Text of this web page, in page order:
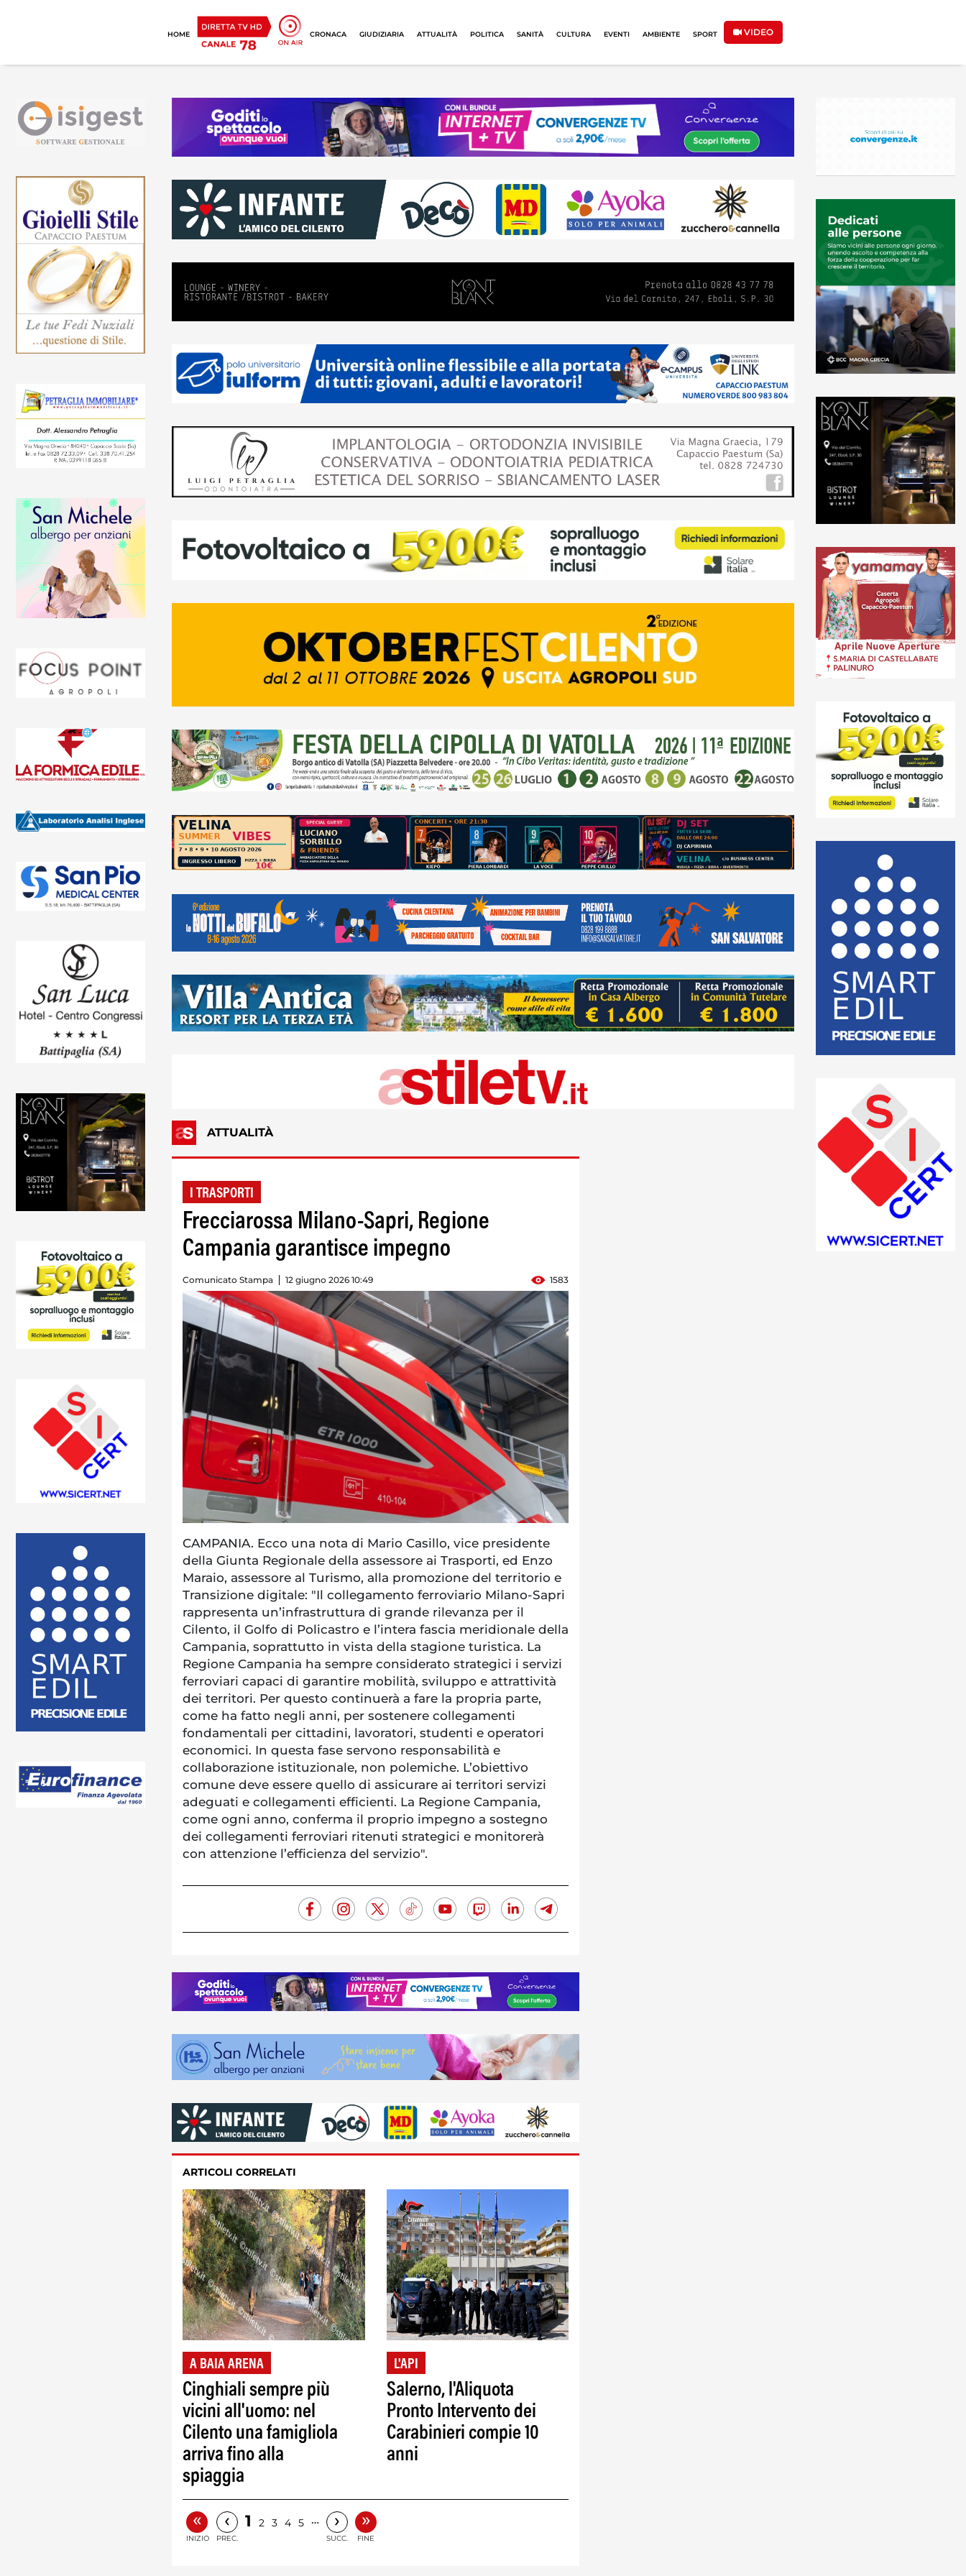
HOME CRONACA GIUDIZIARIA ATTUALITÀ POLITICA SANITÀ CULTURA EVENTI AMBIENTE SPORT VIDEO
ATTUALITÀ
I TRASPORTI
Frecciarossa Milano-Sapri, Regione
Campania garantisce impegno
Comunicato Stampa 12 giugno 2026 10:49 1583
CAMPANIA. Ecco una nota di Mario Casillo, vice presidente
della Giunta Regionale della assessore ai Trasporti, ed Enzo
Maraio, assessore al Turismo, alla promozione del territorio e
Transizione digitale: "Il collegamento ferroviario Milano-Sapri
rappresenta un’infrastruttura di grande rilevanza per il
Cilento, il Golfo di Policastro e l’intera fascia meridionale della
Campania, soprattutto in vista della stagione turistica. La
Regione Campania ha sempre considerato strategici i servizi
ferroviari capaci di garantire mobilità, sviluppo e attrattività
dei territori. Per questo continuerà a fare la propria parte,
come ha fatto negli anni, per sostenere collegamenti
fondamentali per cittadini, lavoratori, studenti e operatori
economici. In questa fase servono responsabilità e
collaborazione istituzionale, non polemiche. L’obiettivo
comune deve essere quello di assicurare ai territori servizi
adeguati e collegamenti efficienti. La Regione Campania,
come ogni anno, conferma il proprio impegno a sostegno
dei collegamenti ferroviari ritenuti strategici e monitorerà
con attenzione l’efficienza del servizio".
ARTICOLI CORRELATI
A BAIA ARENA
Cinghiali sempre più
vicini all'uomo: nel
Cilento una famigliola
arriva fino alla
spiaggia
L'API
Salerno, l'Aliquota
Pronto Intervento dei
Carabinieri compie 10
anni
«
INIZIO
‹
PREC.
1 2 3 4 5 … ›
SUCC.
»
FINE